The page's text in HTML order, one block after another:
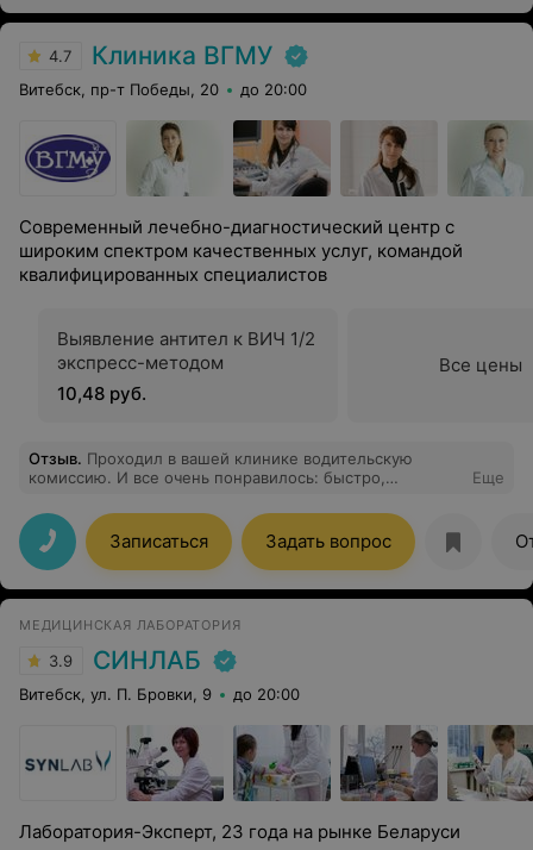
4.7 Клиника ВГМУ
Витебск, пр-т Победы, 20 до 20:00
Современный лечебно-диагностический центр с
широким спектром качественных услуг, командой
квалифицированных специалистов
Выявление антител к ВИЧ 1/2
экспресс-методом
10,48 руб.
Все цены
Отзыв. Проходил в вашей клинике водительскую
комиссию. И все очень понравилось: быстро,
Еще
Записаться Задать вопрос
МЕДИЦИНСКАЯ ЛАБОРАТОРИЯ
3.9 СИНЛАБ
Витебск, ул. П. Бровки, 9 до 20:00
Лаборатория-Эксперт, 23 года на рынке Беларуси